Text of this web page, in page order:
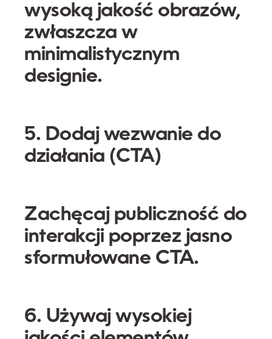
wysoką jakość obrazów,
zwłaszcza w
minimalistycznym
designie.
5. Dodaj wezwanie do
działania (CTA)
Zachęcaj publiczność do
interakcji poprzez jasno
sformułowane CTA.
6. Używaj wysokiej